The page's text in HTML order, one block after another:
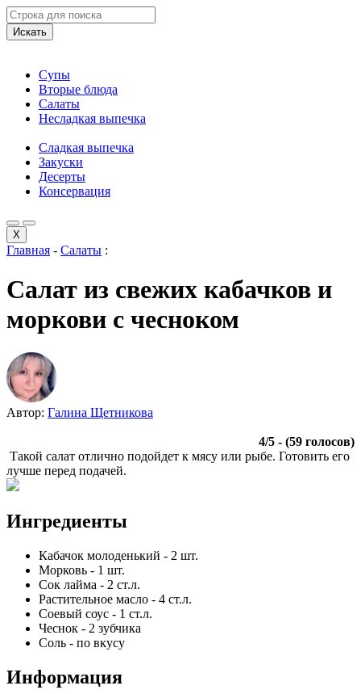
Искать
Супы
Вторые блюда
Салаты
Несладкая выпечка
Сладкая выпечка
Закуски
Десерты
Консервация
X
Главная - Салаты :
Салат из свежих кабачков и
моркови с чесноком
Автор: Галина Щетникова
4/5 - (59 голосов)
Такой салат отлично подойдет к мясу или рыбе. Готовить его
лучше перед подачей.
Ингредиенты
Кабачок молоденький - 2 шт.
Морковь - 1 шт.
Сок лайма - 2 ст.л.
Растительное масло - 4 ст.л.
Соевый соус - 1 ст.л.
Чеснок - 2 зубчика
Соль - по вкусу
Информация